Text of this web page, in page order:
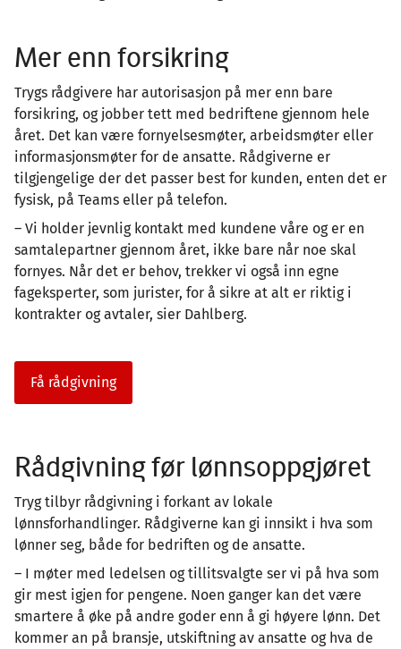
Mer enn forsikring
Trygs rådgivere har autorisasjon på mer enn bare
forsikring, og jobber tett med bedriftene gjennom hele
året. Det kan være fornyelsesmøter, arbeidsmøter eller
informasjonsmøter for de ansatte. Rådgiverne er
tilgjengelige der det passer best for kunden, enten det er
fysisk, på Teams eller på telefon.
– Vi holder jevnlig kontakt med kundene våre og er en
samtalepartner gjennom året, ikke bare når noe skal
fornyes. Når det er behov, trekker vi også inn egne
fageksperter, som jurister, for å sikre at alt er riktig i
kontrakter og avtaler, sier Dahlberg.
Få rådgivning
Rådgivning før lønnsoppgjøret
Tryg tilbyr rådgivning i forkant av lokale
lønnsforhandlinger. Rådgiverne kan gi innsikt i hva som
lønner seg, både for bedriften og de ansatte.
– I møter med ledelsen og tillitsvalgte ser vi på hva som
gir mest igjen for pengene. Noen ganger kan det være
smartere å øke på andre goder enn å gi høyere lønn. Det
kommer an på bransje, utskiftning av ansatte og hva de